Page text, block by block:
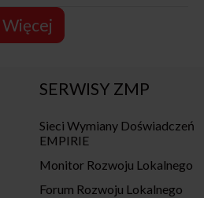
Więcej
SERWISY ZMP
Sieci Wymiany Doświadczeń
EMPIRIE
Monitor Rozwoju Lokalnego
Forum Rozwoju Lokalnego